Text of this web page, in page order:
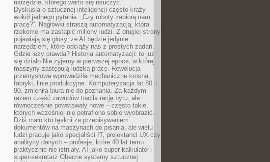
narzędzie, którego warto się nauczyć.
Dyskusja o sztucznej inteligencji często krąży
wokół jednego pytania: „Czy roboty zabiorą nam
pracę?”. Nagłówki straszą automatyzacją, która
rzekomo ma zastąpić miliony ludzi. Z drugiej strony
pojawiają się głosy, że AI będzie jedynie
narzędziem, które odciąży nas z prostych zadań.
Gdzie leży prawda? Historia automatyzacji: to już
się działo Nie żyjemy w pierwszej epoce, w której
maszyny zastępują ludzką pracę. Rewolucja
przemysłowa wprowadziła mechaniczne krosna,
fabryki, linie produkcyjne. Komputeryzacja lat 80. i
90. zmieniła biura nie do poznania. Za każdym
razem część zawodów traciła rację bytu, ale
równocześnie powstawały nowe – często takie,
których wcześniej nie potrafiono sobie wyobrazić.
Dziś mało kto tęskni za przepisywaniem
dokumentów na maszynach do pisania, ale wielu
ludzi pracuje jako specjaliści IT, projektanci UX czy
analitycy danych – profesje, które 40 lat temu
praktycznie nie istniały. AI jako super-kalkulator i
super-sekretarz Obecne systemy sztucznej